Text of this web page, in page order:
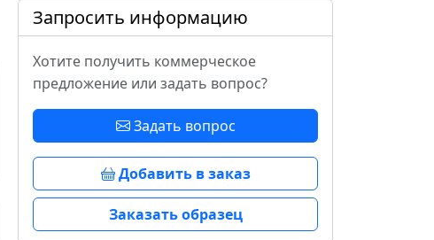
Запросить информацию
Хотите получить коммерческое
предложение или задать вопрос?
Задать вопрос
Добавить в заказ
Заказать образец